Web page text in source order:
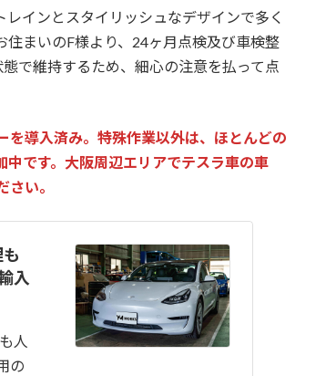
インとスタイリッシュなデザインで多く
まいのF様より、24ヶ月点検及び車検整
で維持するため、細心の注意を払って点
を導入済み。特殊作業以外は、ほとんどの
です。大阪周辺エリアでテスラ車の車
い。
入
人
の